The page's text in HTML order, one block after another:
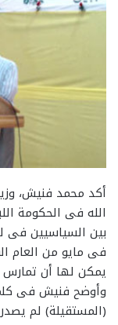
أكد محمد فنيش،
الله فى الحكومة
بين السياسيين فى
فى مايو من العام
يمكن لها أن تمارس
وأوضح فنيش فى
(المستقيلة) لم